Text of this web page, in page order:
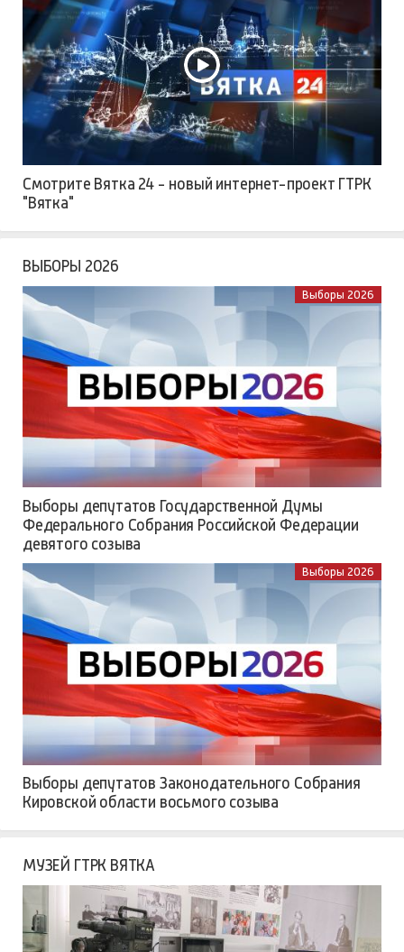
Смотрите Вятка 24 - новый интернет-проект ГТРК
"Вятка"
ВЫБОРЫ 2026
Выборы 2026
Выборы депутатов Государственной Думы
Федерального Собрания Российской Федерации
девятого созыва
Выборы 2026
Выборы депутатов Законодательного Собрания
Кировской области восьмого созыва
МУЗЕЙ ГТРК ВЯТКА